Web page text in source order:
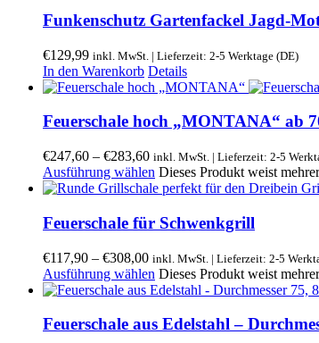
Funkenschutz Gartenfackel Jagd-
€129,99 inkl. MwSt. | Lieferzeit: 2-5 Werktage (DE)
In den Warenkorb Details
Feuerschale hoch „MONTANA“ ab
€247,60 – €283,60 inkl. MwSt. | Lieferzeit: 2-5
Ausführung wählen Dieses Produkt weist
Feuerschale für Schwenkgrill
€117,90 – €308,00 inkl. MwSt. | Lieferzeit: 2-5
Ausführung wählen Dieses Produkt weist
Feuerschale aus Edelstahl –